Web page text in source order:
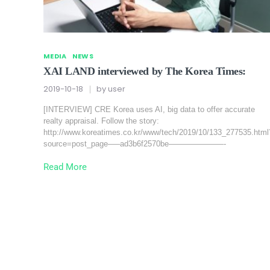
MEDIA NEWS
XAI LAND interviewed by The Korea Times:
2019-10-18 by user
[INTERVIEW] CRE Korea uses AI, big data to offer accurate
realty appraisal. Follow the story:
http://www.koreatimes.co.kr/www/tech/2019/10/
source=post_page—–ad3b6f2570be———————-
Read More